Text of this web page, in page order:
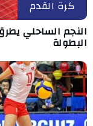
كرة القدم
النجم الساحلي
البطولة